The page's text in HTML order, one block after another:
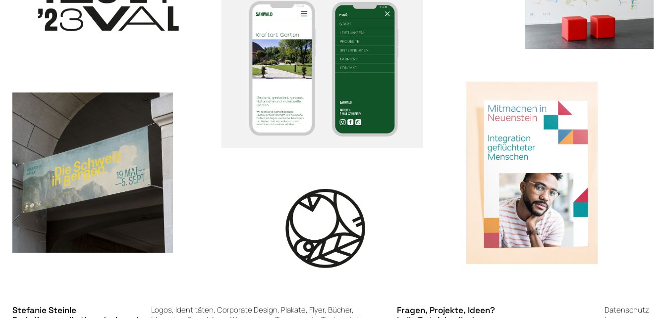
Stefanie Steinle
Logos, Identitäten, Corporate Design, Plakate, Flyer, Bücher,
Fragen, Projekte, Ideen?
Datenschutz